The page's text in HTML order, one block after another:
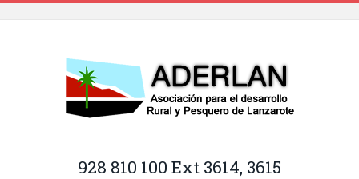
928 810 100 Ext 3614, 3615